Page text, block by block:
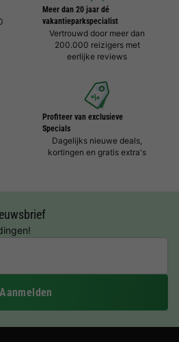
Meer dan 20 jaar dé
vakantieparkspecialist
Vertrouwd door meer dan
200.000 reizigers met
eerlijke reviews
Profiteer van exclusieve
Specials
Dagelijks nieuwe deals,
kortingen en gratis extra's
Aanmelden